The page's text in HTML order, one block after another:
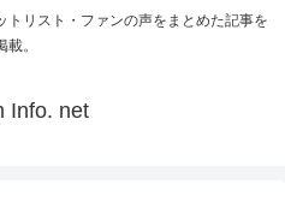
トリスト・ファンの声をまとめた記事を
載。
Info. net